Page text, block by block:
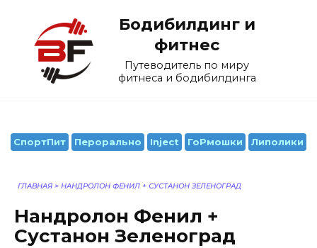
содержанию
Бодибилдинг и
фитнес
Путеводитель по миру
фитнеса и бодибилдинга
СпортПит Перорально Inject ГоРмошки Липолики
ГЛАВНАЯ > НАНДРОЛОН ФЕНИЛ + СУСТАНОН ЗЕЛЕНОГРАД
Нандролон Фенил +
Сустанон Зеленоград